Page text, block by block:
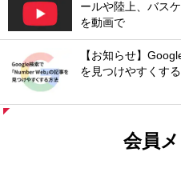
ールや陸上、バス
を動画で
【お知らせ】
を見つけやすくす
会員